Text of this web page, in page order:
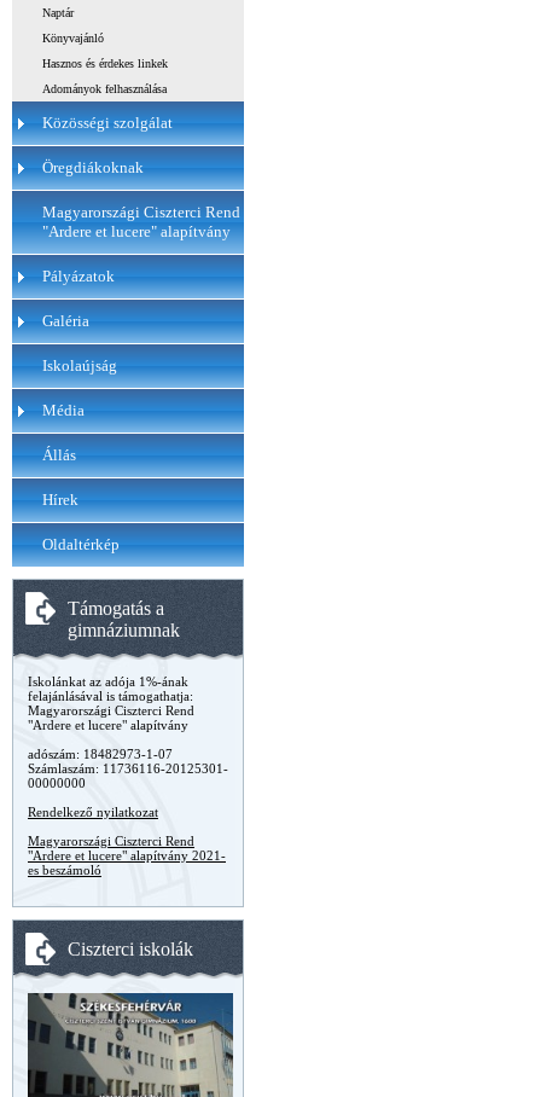
Naptár
Könyvajánló
Hasznos és érdekes linkek
Adományok felhasználása
Közösségi szolgálat
Öregdiákoknak
Magyarországi Ciszterci Rend
"Ardere et lucere" alapítvány
Pályázatok
Galéria
Iskolaújság
Média
Állás
Hírek
Oldaltérkép
Támogatás a
gimnáziumnak
Iskolánkat az adója 1%-ának
felajánlásával is támogathatja:
Magyarországi Ciszterci Rend
"Ardere et lucere" alapítvány
adószám: 18482973-1-07
Számlaszám: 11736116-20125301-
00000000
Rendelkező nyilatkozat
Magyarországi Ciszterci Rend
"Ardere et lucere" alapítvány 2021-
es beszámoló
Ciszterci iskolák